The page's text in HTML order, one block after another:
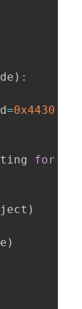
) :
=0x4430
for
)
)